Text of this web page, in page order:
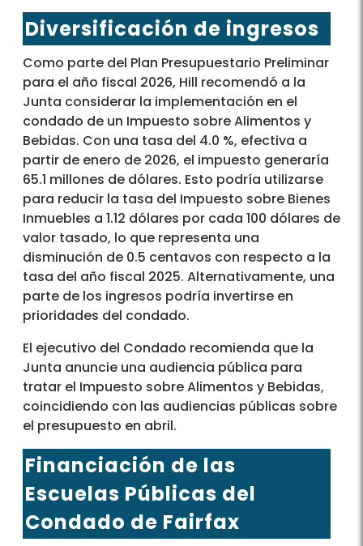
Diversificación de ingresos
Como parte del Plan Presupuestario Preliminar
para el año fiscal 2026, Hill recomendó a la
Junta considerar la implementación en el
condado de un Impuesto sobre Alimentos y
Bebidas. Con una tasa del 4.0 %, efectiva a
partir de enero de 2026, el impuesto generaría
65.1 millones de dólares. Esto podría utilizarse
para reducir la tasa del Impuesto sobre Bienes
Inmuebles a 1.12 dólares por cada 100 dólares de
valor tasado, lo que representa una
disminución de 0.5 centavos con respecto a la
tasa del año fiscal 2025. Alternativamente, una
parte de los ingresos podría invertirse en
prioridades del condado.
El ejecutivo del Condado recomienda que la
Junta anuncie una audiencia pública para
tratar el Impuesto sobre Alimentos y Bebidas,
coincidiendo con las audiencias públicas sobre
el presupuesto en abril.
Financiación de las
Escuelas Públicas del
Condado de Fairfax